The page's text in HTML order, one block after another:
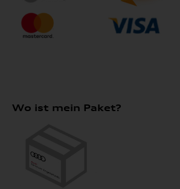
Wo ist mein Paket?